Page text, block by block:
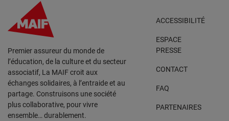
Premier assureur du monde de
l’éducation, de la culture et du secteur
associatif, La MAIF croit aux
échanges solidaires, à l’entraide et au
partage. Construisons une société
plus collaborative, pour vivre
ensemble… durablement.
ACCESSIBILITÉ
ESPACE
PRESSE
CONTACT
FAQ
PARTENAIRES